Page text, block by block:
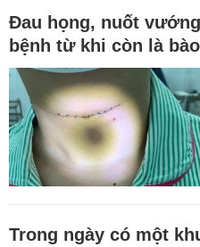
Đau họng, nuốt
bệnh từ khi còn là
Trong ngày có một